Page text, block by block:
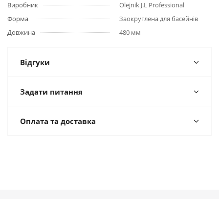
Виробник
Olejnik J.L Professional
Форма
Заокруглена для басейнів
Довжина
480 мм
Відгуки
Задати питання
Оплата та доставка